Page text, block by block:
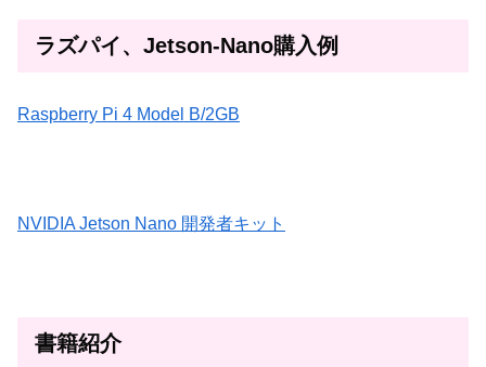
ラズパイ、Jetson-Nano購入例
Raspberry Pi 4 Model B/2GB
NVIDIA Jetson Nano 開発者キット
書籍紹介